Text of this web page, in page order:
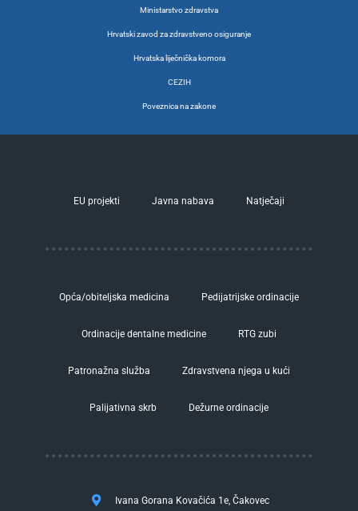
Ministarstvo zdravstva
Hrvatski zavod za zdravstveno osiguranje
Hrvatska liječnička komora
CEZIH
Poveznica na zakone
EU projekti Javna nabava Natječaji
Opća/obiteljska medicina Pedijatrijske ordinacije
Ordinacije dentalne medicine RTG zubi
Patronažna služba Zdravstvena njega u kući
Palijativna skrb Dežurne ordinacije
Ivana Gorana Kovačića 1e, Čakovec